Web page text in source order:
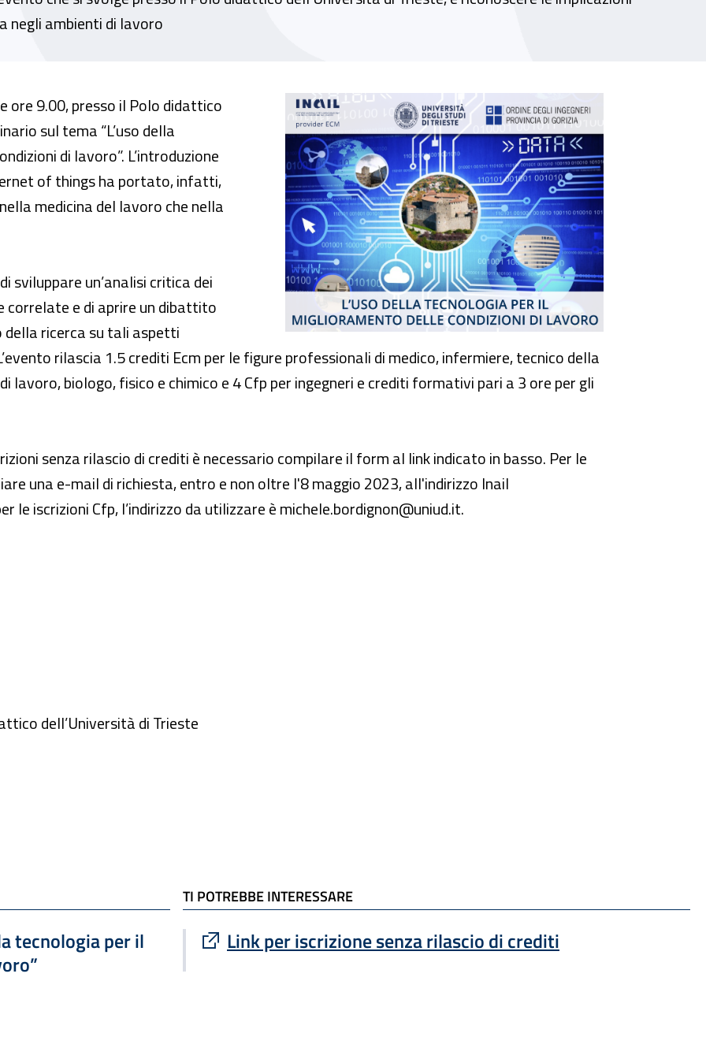
negli ambienti di lavoro
per il miglioramento delle condizioni di lavoro”
ore 9.00, presso il Polo didattico
sul tema “L’uso della
di lavoro”. L’introduzione
of things ha portato, infatti,
medicina del lavoro che nella
sviluppare un’analisi critica dei
correlate e di aprire un dibattito
ricerca su tali aspetti
rilascia 1.5 crediti Ecm per le figure professionali di medico, infermiere, tecnico della
lavoro, biologo, fisico e chimico e 4 Cfp per ingegneri e crediti formativi pari a 3 ore per gli
senza rilascio di crediti è necessario compilare il form al link indicato in basso. Per le
una e-mail di richiesta, entro e non oltre l'8 maggio 2023, all'indirizzo Inail
le iscrizioni Cfp, l’indirizzo da utilizzare è michele.bordignon@uniud.it.
dell’Università di Trieste
tecnologia per il
TI POTREBBE INTERESSARE
Link per iscrizione senza rilascio di crediti
Sito esterno : apre una nuova finestra